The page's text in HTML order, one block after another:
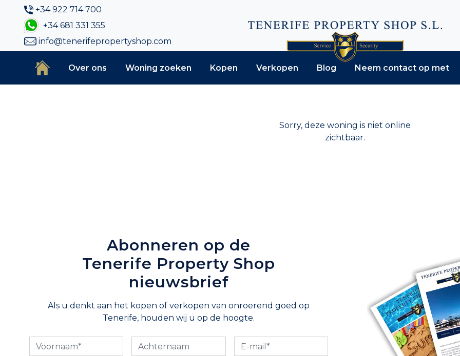
+34 922 714 700
+34 681 331 355
info@tenerifepropertyshop.com
Over ons Woning zoeken Kopen Verkopen Blog Neem contact op met
Sorry, deze woning is niet online
zichtbaar.
Abonneren op de
Tenerife Property Shop
nieuwsbrief
Als u denkt aan het kopen of verkopen van onroerend goed op
Tenerife, houden wij u op de hoogte.